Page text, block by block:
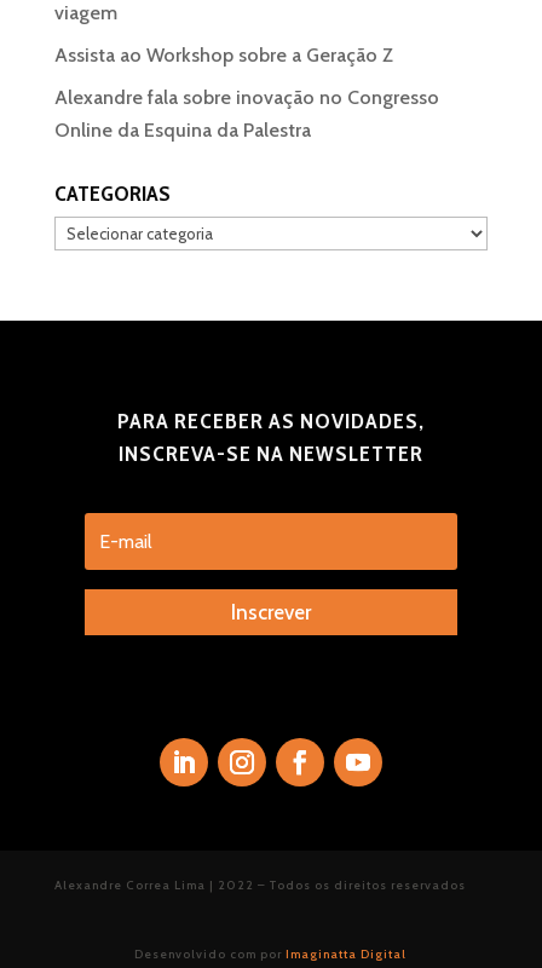
viagem
Assista ao Workshop sobre a Geração Z
Alexandre fala sobre inovação no Congresso
Online da Esquina da Palestra
CATEGORIAS
Categorias
PARA RECEBER AS NOVIDADES,
INSCREVA-SE NA NEWSLETTER
Inscrever
Alexandre Correa Lima | 2022 – Todos os direitos reservados
Desenvolvido com porImaginatta Digital